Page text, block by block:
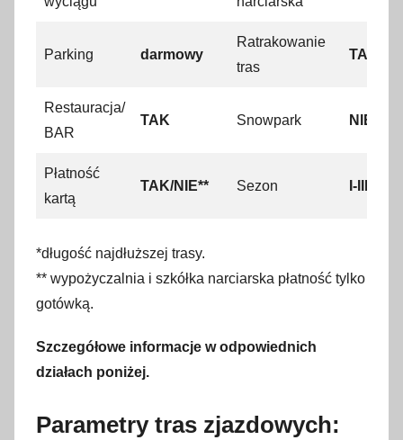
Parking darmowy
Ratrakowanie
tras
TAK
Restauracja/
BAR
TAK Snowpark NIE
Płatność
kartą
TAK/NIE** Sezon I-III
*długość najdłuższej trasy.
** wypożyczalnia i szkółka narciarska płatność tylko
gotówką.
Szczegółowe informacje w odpowiednich
działach poniżej.
Parametry tras zjazdowych: